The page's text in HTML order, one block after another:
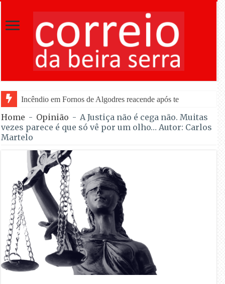
Incêndio em Fornos de Algodres reacende após ter entrado em
Home - Opinião - A Justiça não é cega não. Muitas
vezes parece é que só vê por um olho… Autor: Carlos
Martelo